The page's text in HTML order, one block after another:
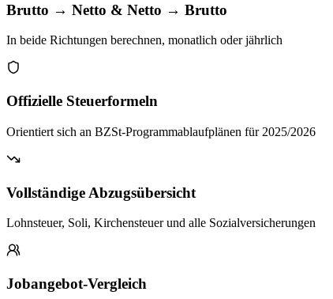
Brutto → Netto & Netto → Brutto
In beide Richtungen berechnen, monatlich oder jährlich
Offizielle Steuerformeln
Orientiert sich an BZSt-Programmablaufplänen für 2025/2026
Vollständige Abzugsübersicht
Lohnsteuer, Soli, Kirchensteuer und alle Sozialversicherungen
Jobangebot-Vergleich